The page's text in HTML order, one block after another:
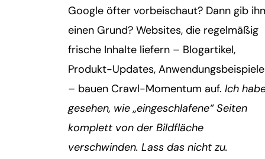
Google öfter vorbeischaut? Dann gib
einen Grund? Websites, die regelmäßig
frische Inhalte liefern – Blogartikel,
Produkt-Updates, Anwendungsbeispiele
– bauen Crawl-Momentum auf. Ich
gesehen, wie „eingeschlafene“ Seiten
komplett von der Bildfläche
verschwinden. Lass das nicht zu.